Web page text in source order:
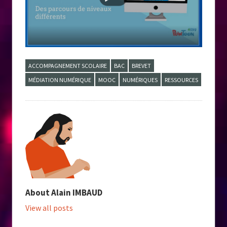
ACCOMPAGNEMENT SCOLAIRE BAC
BREVET
MÉDIATION NUMÉRIQUE
MOOC NUMÉRIQUES RESSOURCES
AboutAlain IMBAUD
View all posts